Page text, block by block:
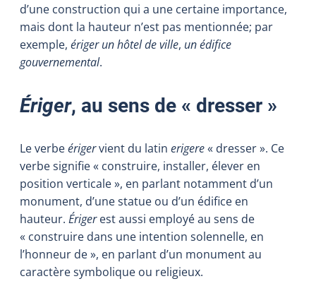
d’une construction qui a une certaine importance,
mais dont la hauteur n’est pas mentionnée; par
exemple, ériger un hôtel de ville, un édifice
gouvernemental.
Ériger, au sens de « dresser »
Le verbeérigervient du latin erigere« dresser ». Ce
verbe signifie « construire, installer, élever en
position verticale », en parlant notamment d’un
monument, d’une statue ou d’un édifice en
hauteur. Érigerest aussi employé au sens de
« construire dans une intention solennelle, en
l’honneur de », en parlant d’un monument au
caractère symbolique ou religieux.